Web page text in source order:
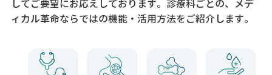
してご要望にお応えしております。 診療科ごとの、メデ
ィカル革命ならではの機能・活用方法をご紹介します。